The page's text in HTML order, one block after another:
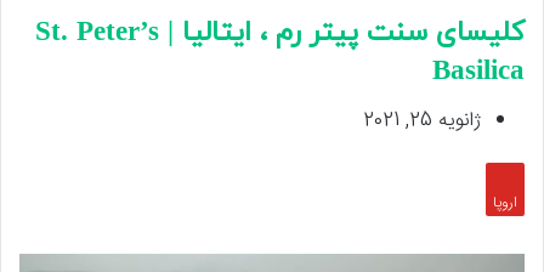
کلیسای سنت پیتر رم ، ایتالیا | St. Peter’s
Basilica
ژانویه 25, 2021
اروپا